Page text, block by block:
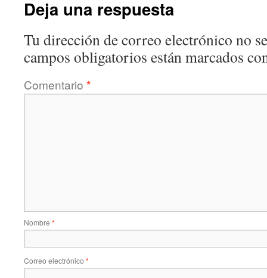
Deja una respuesta
Tu dirección de correo electrónico no
campos obligatorios están marcados
Comentario *
Nombre *
Correo electrónico *